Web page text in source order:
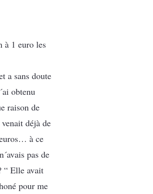
à 1 euro les
a sans doute
obtenu
raison de
déjà de
à ce
pas de
“ Elle avait
pour me